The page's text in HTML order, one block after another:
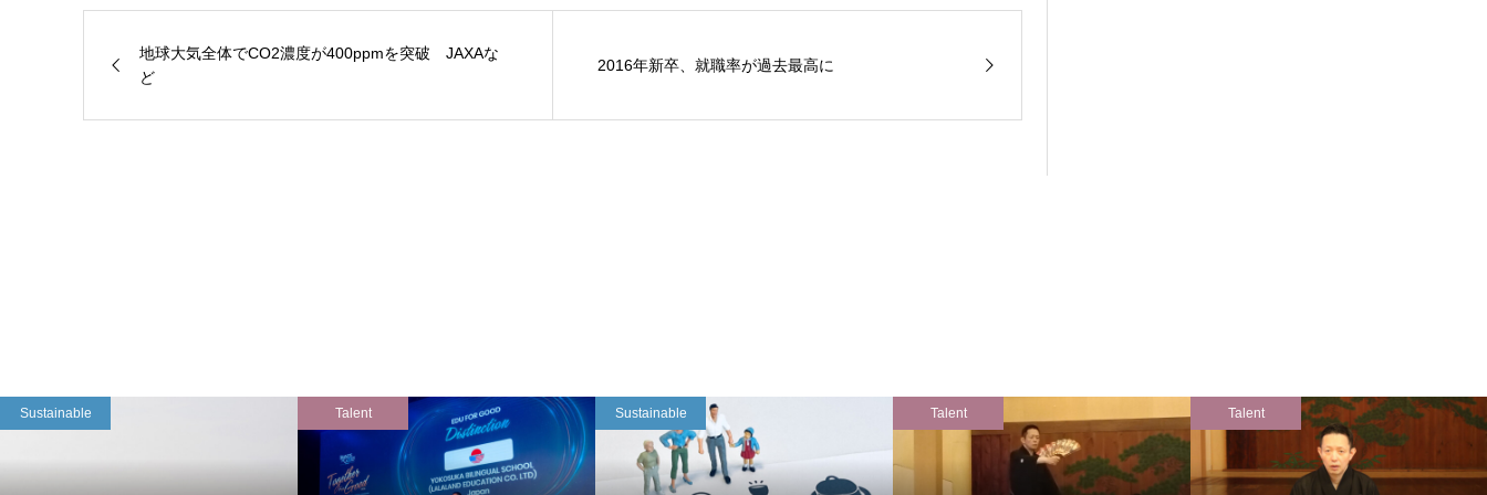
地球大気全体でCO2濃度が400ppmを突破 JAXAな
ど
2016年新卒、就職率が過去最高に
Sustainable Talent Sustainable Talent Talent